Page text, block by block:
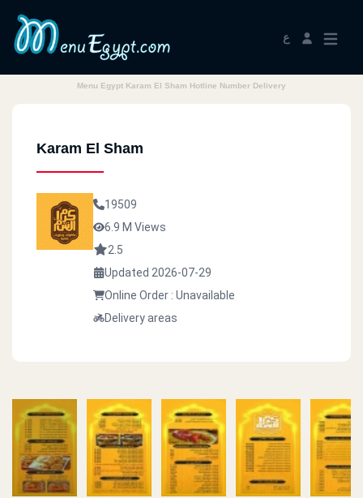
ع
Menu Egypt Karam El Sham Hotline Number Delivery
Karam El Sham
19509
6.9 M Views
2.5
Updated 2026-07-29
Online Order : Unavailable
Delivery areas